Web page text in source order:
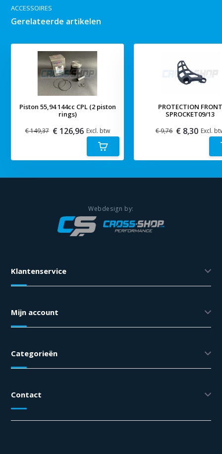
ACCESSOIRES
Gerelateerde artikelen
Piston 55,94 144cc CPL (2 piston
rings)
€ 149,37 € 126,96 Excl. btw
PROTECTION FRONT
SPROCKET09/13
€ 9,76 € 8,30 Excl.
Klantenservice
Mijn account
Categorieën
Contact